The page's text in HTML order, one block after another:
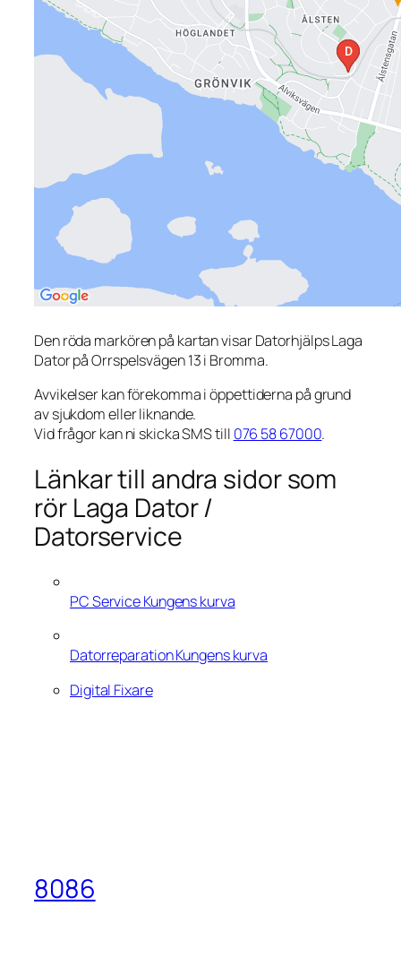
Den röda markören på kartan visar Datorhjälps Laga
Dator på Orrspelsvägen 13 i Bromma.
Avvikelser kan förekomma i öppettiderna på grund
av sjukdom eller liknande.
Vid frågor kan ni skicka SMS till 076 58 67000.
Länkar till andra sidor som
rör Laga Dator /
Datorservice
PC Service Kungens kurva
Datorreparation Kungens kurva
Digital Fixare
8086